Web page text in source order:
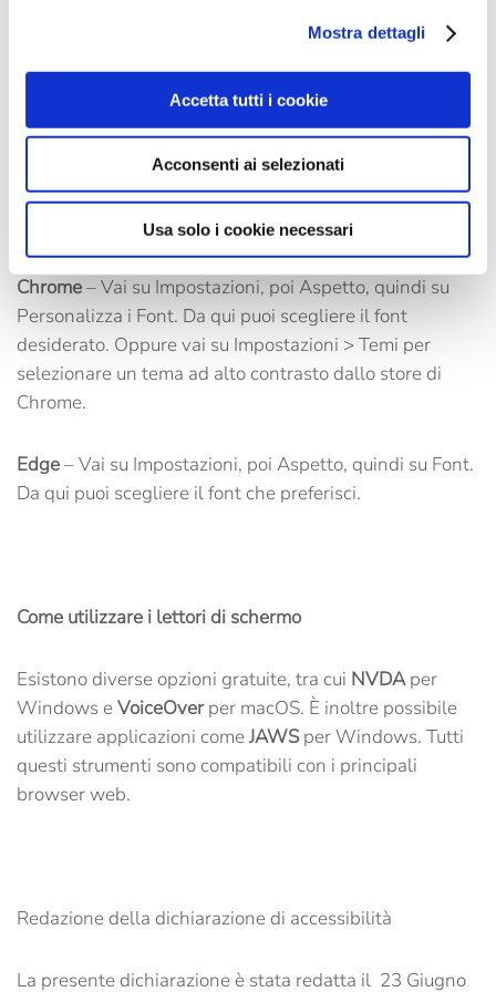
Mostra dettagli
Accetta tutti i cookie
Acconsenti ai selezionati
Usa solo i cookie necessari
– Seleziona Opzioni, poi Contenuti,
quindi Font e Colori per scegliere l’opzione più adatta a
– Vai su Preferenze, quindi sul pannello Aspetto.
Clicca sul pulsante Seleziona accanto ai campi del font
per modificare la visualizzazione.
Chrome– Vai su Impostazioni, poi Aspetto, quindi su
Personalizza i Font. Da qui puoi scegliere il font
desiderato. Oppure vai su Impostazioni > Temi per
selezionare un tema ad alto contrasto dallo store di
Chrome.
Edge– Vai su Impostazioni, poi Aspetto, quindi su Font.
Da qui puoi scegliere il font che preferisci.
Come utilizzare i lettori di schermo
Esistono diverse opzioni gratuite, tra cui NVDAper
Windows eVoiceOverper macOS. È inoltre possibile
utilizzare applicazioni comeJAWSper Windows. Tutti
questi strumenti sono compatibili con i principali
browser web.
Redazione della dichiarazione di accessibilità
La presente dichiarazione è stata redatta il 23 Giugno